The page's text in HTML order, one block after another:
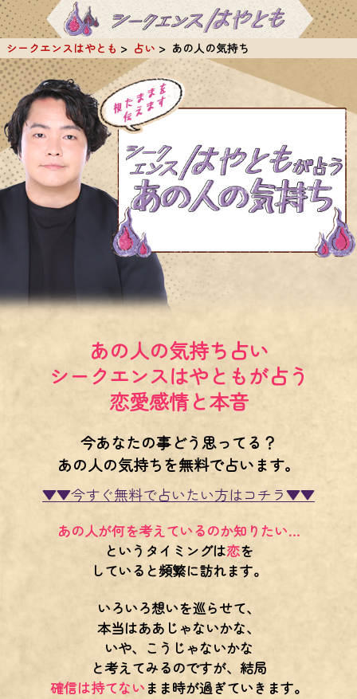
シークエンスはやとも 占い あの人の気持ち
あの人の気持ち占い
シークエンスはやともが占う
恋愛感情と本音
今あなたの事どう思ってる？
あの人の気持ちを無料で占います。
▼▼今すぐ無料で占いたい方はコチラ▼▼
あの人が何を考えているのか知りたい…
というタイミングは恋を
していると頻繁に訪れます。
いろいろ想いを巡らせて、
本当はああじゃないかな、
いや、こうじゃないかな
と考えてみるのですが、結局
確信は持てない まま時が過ぎていきます。